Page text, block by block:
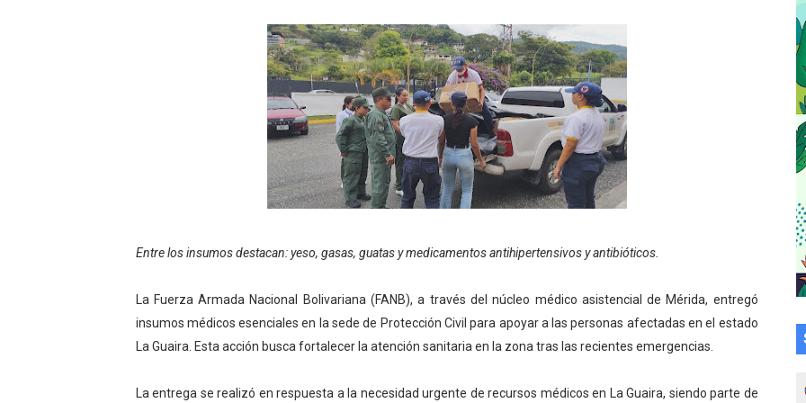
Gobierno bolivariano avanza en la transformación del hospital Sor Juana Inés
Niños merideños aprenden sobre gaita de tambora con Fundecem
Hospital universitario muestra sus avances en visita del Consejo Legislativo
Instituto Nacional de Nutrición celebra Semana Internacional de la Lactancia Materna
Gobernación de Mérida fortalece el desarrollo productivo en Rangel
Fortalecen formación académica de médicos en proceso de ruralidad
Fortaleciendo la economía comunal en El Vigía con microcréditos a emprendedores y
Campo Elías consolida plan de bacheo en el sector La Montañita
Fundecem inició con éxito el taller vacacional de origami
Entre los insumos destacan: yeso, gasas, guatas y medicamentos antihipertensivos y antibióticos.
La Fuerza Armada Nacional Bolivariana (FANB), a través del núcleo médico asistencial de Mérida, entregó
insumos médicos esenciales en la sede de Protección Civil para apoyar a las personas afectadas en el estado
La Guaira. Esta acción busca fortalecer la atención sanitaria en la zona tras las recientes emergencias.
La entrega se realizó en respuesta a la necesidad urgente de recursos médicos en La Guaira, siendo parte de